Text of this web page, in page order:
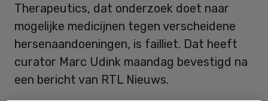
Therapeutics, dat onderzoek doet naar
mogelijke medicijnen tegen verscheidene
hersenaandoeningen, is failliet. Dat heeft
curator Marc Udink maandag bevestigd na
een bericht van RTL Nieuws.